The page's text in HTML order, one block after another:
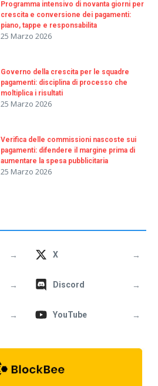
Programma intensivo di novanta giorni per
crescita e conversione dei pagamenti:
piano, tappe e responsabilita
25 Marzo 2026
Governo della crescita per le squadre
pagamenti: disciplina di processo che
moltiplica i risultati
25 Marzo 2026
Verifica delle commissioni nascoste sui
pagamenti: difendere il margine prima di
aumentare la spesa pubblicitaria
25 Marzo 2026
→ X →
→ Discord →
→ YouTube →